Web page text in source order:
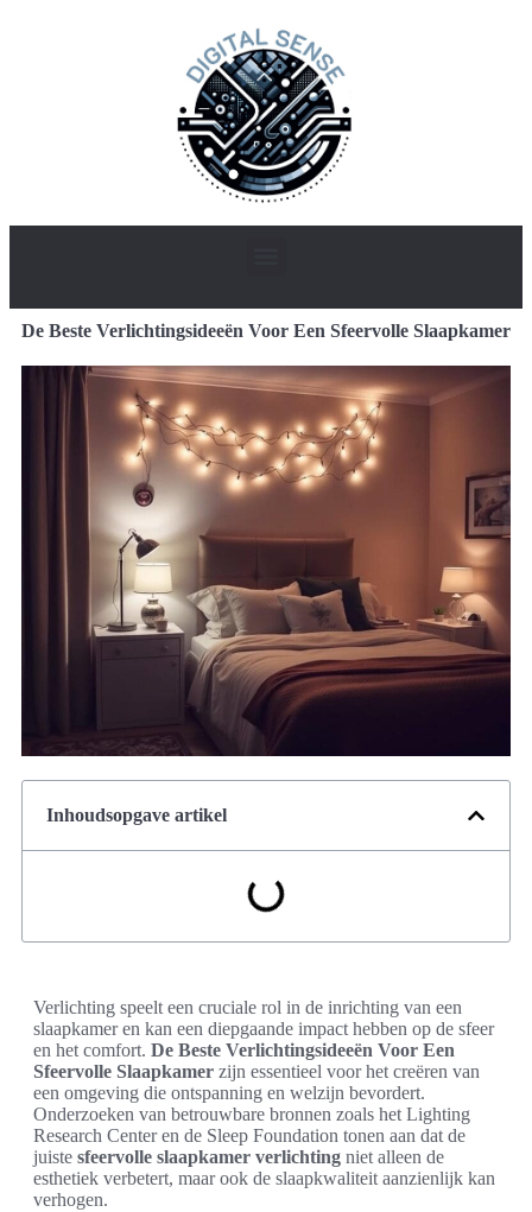
De Beste Verlichtingsideeën Voor Een Sfeervolle Slaapkamer
Inhoudsopgave artikel
Verlichting speelt een cruciale rol in de inrichting van een
slaapkamer en kan een diepgaande impact hebben op de sfeer
en het comfort. De Beste Verlichtingsideeën Voor Een
Sfeervolle Slaapkamer zijn essentieel voor het creëren van
een omgeving die ontspanning en welzijn bevordert.
Onderzoeken van betrouwbare bronnen zoals het Lighting
Research Center en de Sleep Foundation tonen aan dat de
juiste sfeervolle slaapkamer verlichting niet alleen de
esthetiek verbetert, maar ook de slaapkwaliteit aanzienlijk kan
verhogen.